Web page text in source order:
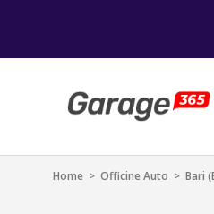
Home > Officine Auto > Bari